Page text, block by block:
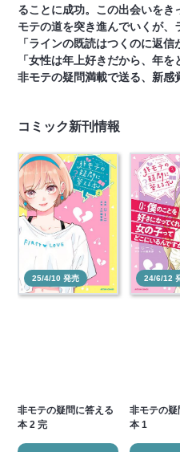
ることに成功。この出会いを
モテの道を突き進んでいくが
「ラインの既読はつくのに返信
「女性は年上好きだから、年を
非モテの疑問満載で送る、新
コミック新刊情報
25/4/10 発売
非モテの疑問に答える
本 2 完
24/6/12
非モテの疑
本 1